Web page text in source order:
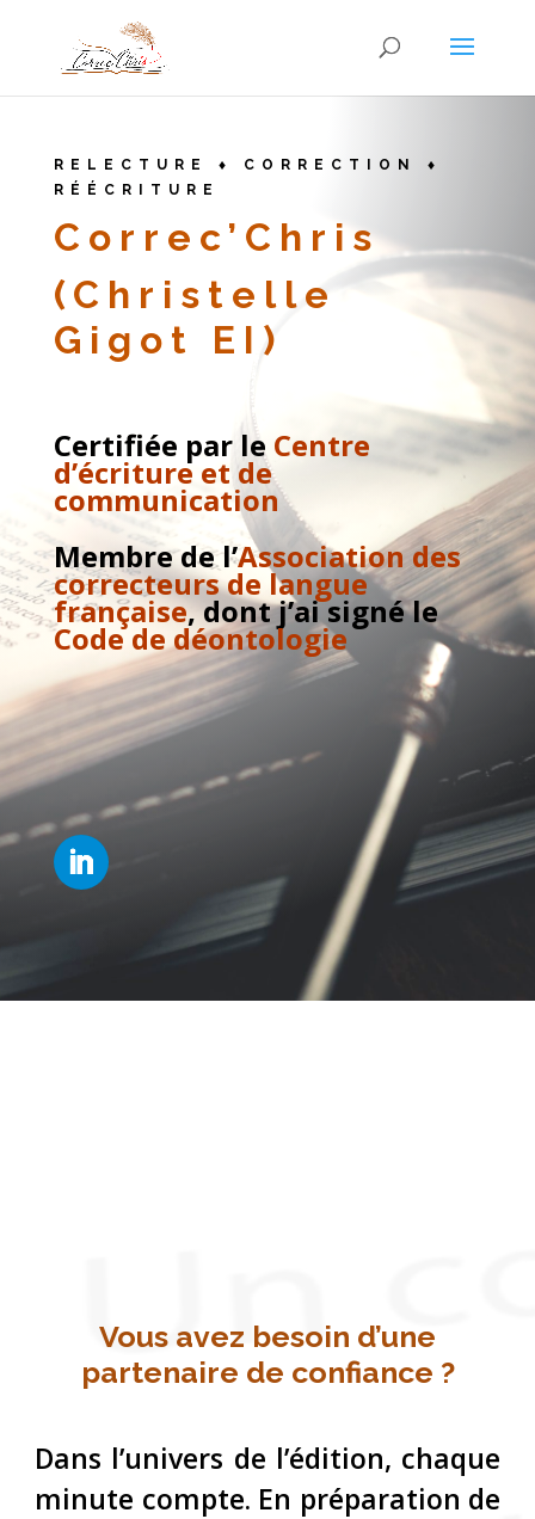
RELECTURE ♦ CORRECTION ♦
RÉÉCRITURE
Correc’Chris
(Christelle
Gigot EI)
Certifiée par le Centre
d’écriture et de
communication
Membre de l’Association des
correcteurs de langue
française, dont j’ai signé le
Code de déontologie
Vous avez besoin d’une
partenaire de confiance ?
Dans l’univers de l’édition, chaque
minute compte. En préparation de